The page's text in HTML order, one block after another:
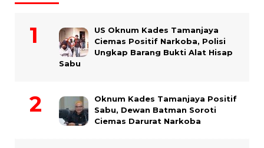
US Oknum Kades Tamanjaya
Ciemas Positif Narkoba, Polisi
Ungkap Barang Bukti Alat Hisap
Sabu
Oknum Kades Tamanjaya Positif
Sabu, Dewan Batman Soroti
Ciemas Darurat Narkoba